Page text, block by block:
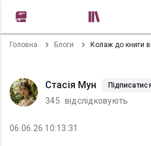
Головна Блоги Колаж до книги
Стасія Мун
345 відслідковують
06.06.26 10:13:31